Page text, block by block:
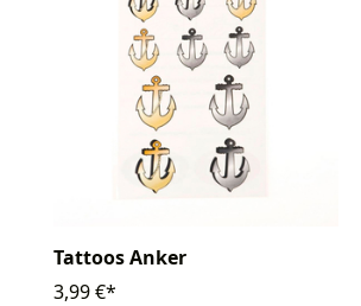
Tattoos Anker
3,99 €*